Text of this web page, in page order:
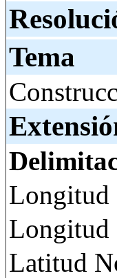
Tema
Longitud
Longitud
Latitud